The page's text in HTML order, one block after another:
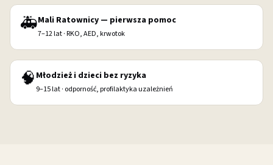
🚑Mali Ratownicy — pierwsza pomoc
7–12 lat · RKO, AED, krwotok
🧠 Młodzież i dzieci bez ryzyka
9–15 lat · odporność, profilaktyka uzależnień